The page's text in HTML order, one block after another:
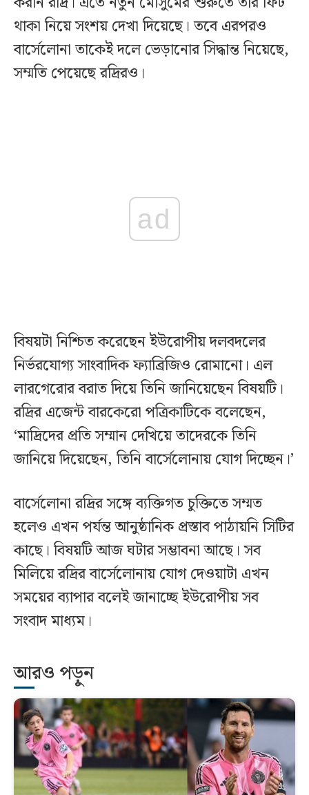
থাকা নিয়ে সংশয় দেখা দিয়েছে। তবে এরপরও
বার্সেলোনা তাকেই দলে ভেড়ানোর সিদ্ধান্ত নিয়েছে,
সম্মতি পেয়েছে রদ্রিরও।
ad
বিষয়টা নিশ্চিত করেছেন ইউরোপীয় দলবদলের
নির্ভরযোগ্য সাংবাদিক ফ্যাব্রিজিও রোমানো। এল
লারগেরোর বরাত দিয়ে তিনি জানিয়েছেন বিষয়টি।
রদ্রির এজেন্ট বারকেরো পত্রিকাটিকে বলেছেন,
‘মাদ্রিদের প্রতি সম্মান দেখিয়ে তাদেরকে তিনি
জানিয়ে দিয়েছেন, তিনি বার্সেলোনায় যোগ দিচ্ছেন।’
বার্সেলোনা রদ্রির সঙ্গে ব্যক্তিগত চুক্তিতে সম্মত
হলেও এখন পর্যন্ত আনুষ্ঠানিক প্রস্তাব পাঠায়নি সিটির
কাছে। বিষয়টি আজ ঘটার সম্ভাবনা আছে। সব
মিলিয়ে রদ্রির বার্সেলোনায় যোগ দেওয়াটা এখন
সময়ের ব্যাপার বলেই জানাচ্ছে ইউরোপীয় সব
সংবাদ মাধ্যম।
আরও পড়ুন